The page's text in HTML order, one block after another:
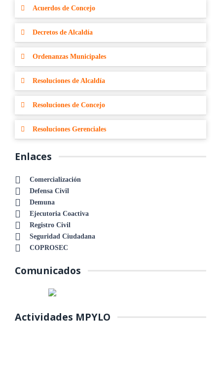
Acuerdos de Concejo
Decretos de Alcaldía
Ordenanzas Municipales
Resoluciones de Alcaldía
Resoluciones de Concejo
Resoluciones Gerenciales
Enlaces
Comercialización
Defensa Civil
Demuna
Ejecutoria Coactiva
Registro Civil
Seguridad Ciudadana
COPROSEC
Comunicados
Actividades MPYLO